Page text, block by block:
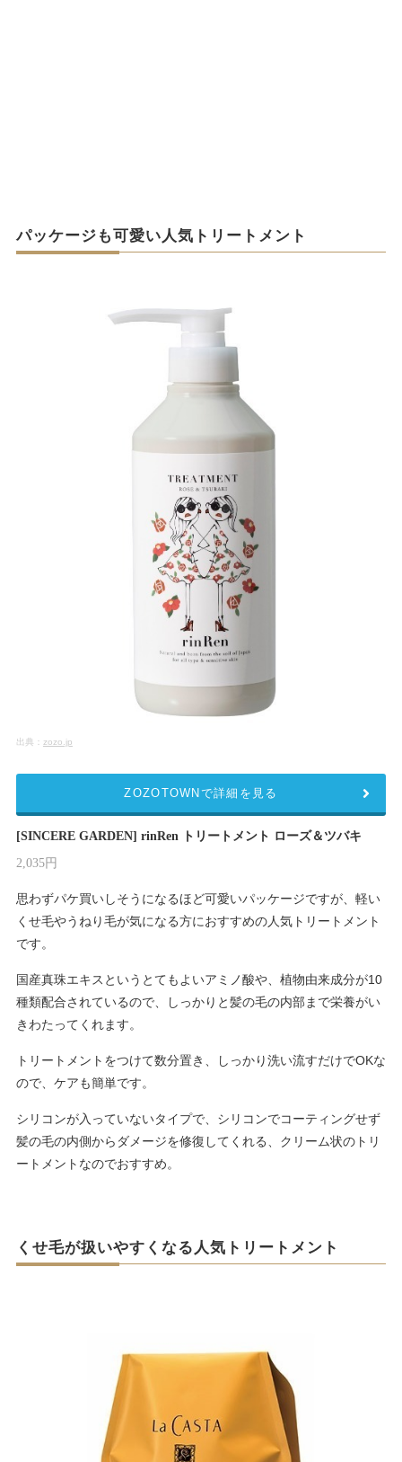
パッケージも可愛い人気トリートメント
出典： zozo.jp
[SINCERE GARDEN] rinRen トリートメント ローズ＆ツバキ
2,035円
思わずパケ買いしそうになるほど可愛いパッケージですが、軽い
くせ毛やうねり毛が気になる方におすすめの人気トリートメント
です。
国産真珠エキスというとてもよいアミノ酸や、植物由来成分が10
種類配合されているので、しっかりと髪の毛の内部まで栄養がい
きわたってくれます。
トリートメントをつけて数分置き、しっかり洗い流すだけでOKな
ので、ケアも簡単です。
シリコンが入っていないタイプで、シリコンでコーティングせず
髪の毛の内側からダメージを修復してくれる、クリーム状のトリ
ートメントなのでおすすめ。
ZOZOTOWNで詳細を見る
くせ毛が扱いやすくなる人気トリートメント